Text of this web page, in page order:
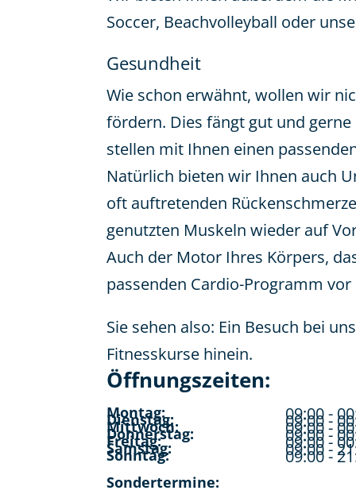
Soccer, Beachvolleyball oder
Gesundheit
Wie schon erwähnt, wollen wir
fördern. Dies fängt gut und
stellen mit Ihnen einen
Natürlich bieten wir Ihnen auch
oft auftretenden
genutzten Muskeln wieder auf
Auch der Motor Ihres Körpers,
passenden Cardio-Programm
Sie sehen also: Ein Besuch bei
Fitnesskurse hinein.
Öffnungszeiten:
Montag: 09:00 -
Dienstag: 09:00 -
Mittwoch: 09:00 -
Donnerstag: 09:00 -
Freitag: 09:00 -
Samstag: 09:00 -
Sonntag: 09:00 -
Sondertermine: